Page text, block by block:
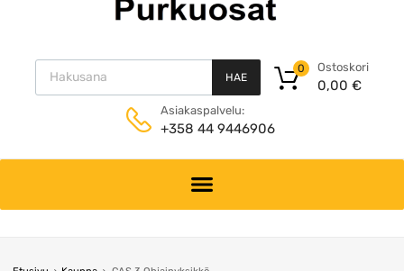
Products search
HAE
Ostoskori
0,00 €
0
Asiakaspalvelu:
+358 44 9446906
content